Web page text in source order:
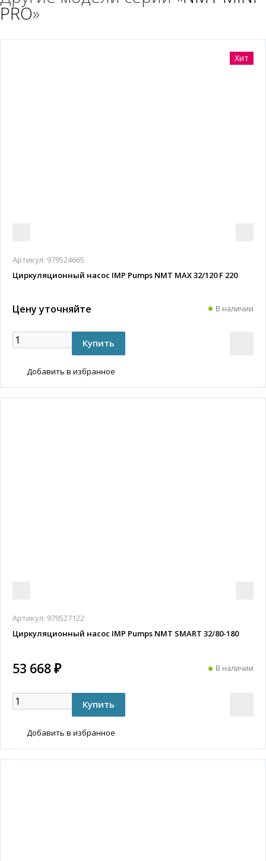
PRO»
Хит
Артикул: 979524665
Циркуляционный насос IMP Pumps NMT MAX 32/120 F 220
Цену уточняйте В наличии
Добавить в избранное
Артикул: 979527122
Циркуляционный насос IMP Pumps NMT SMART 32/80-180
53 668 ₽ В наличии
Добавить в избранное